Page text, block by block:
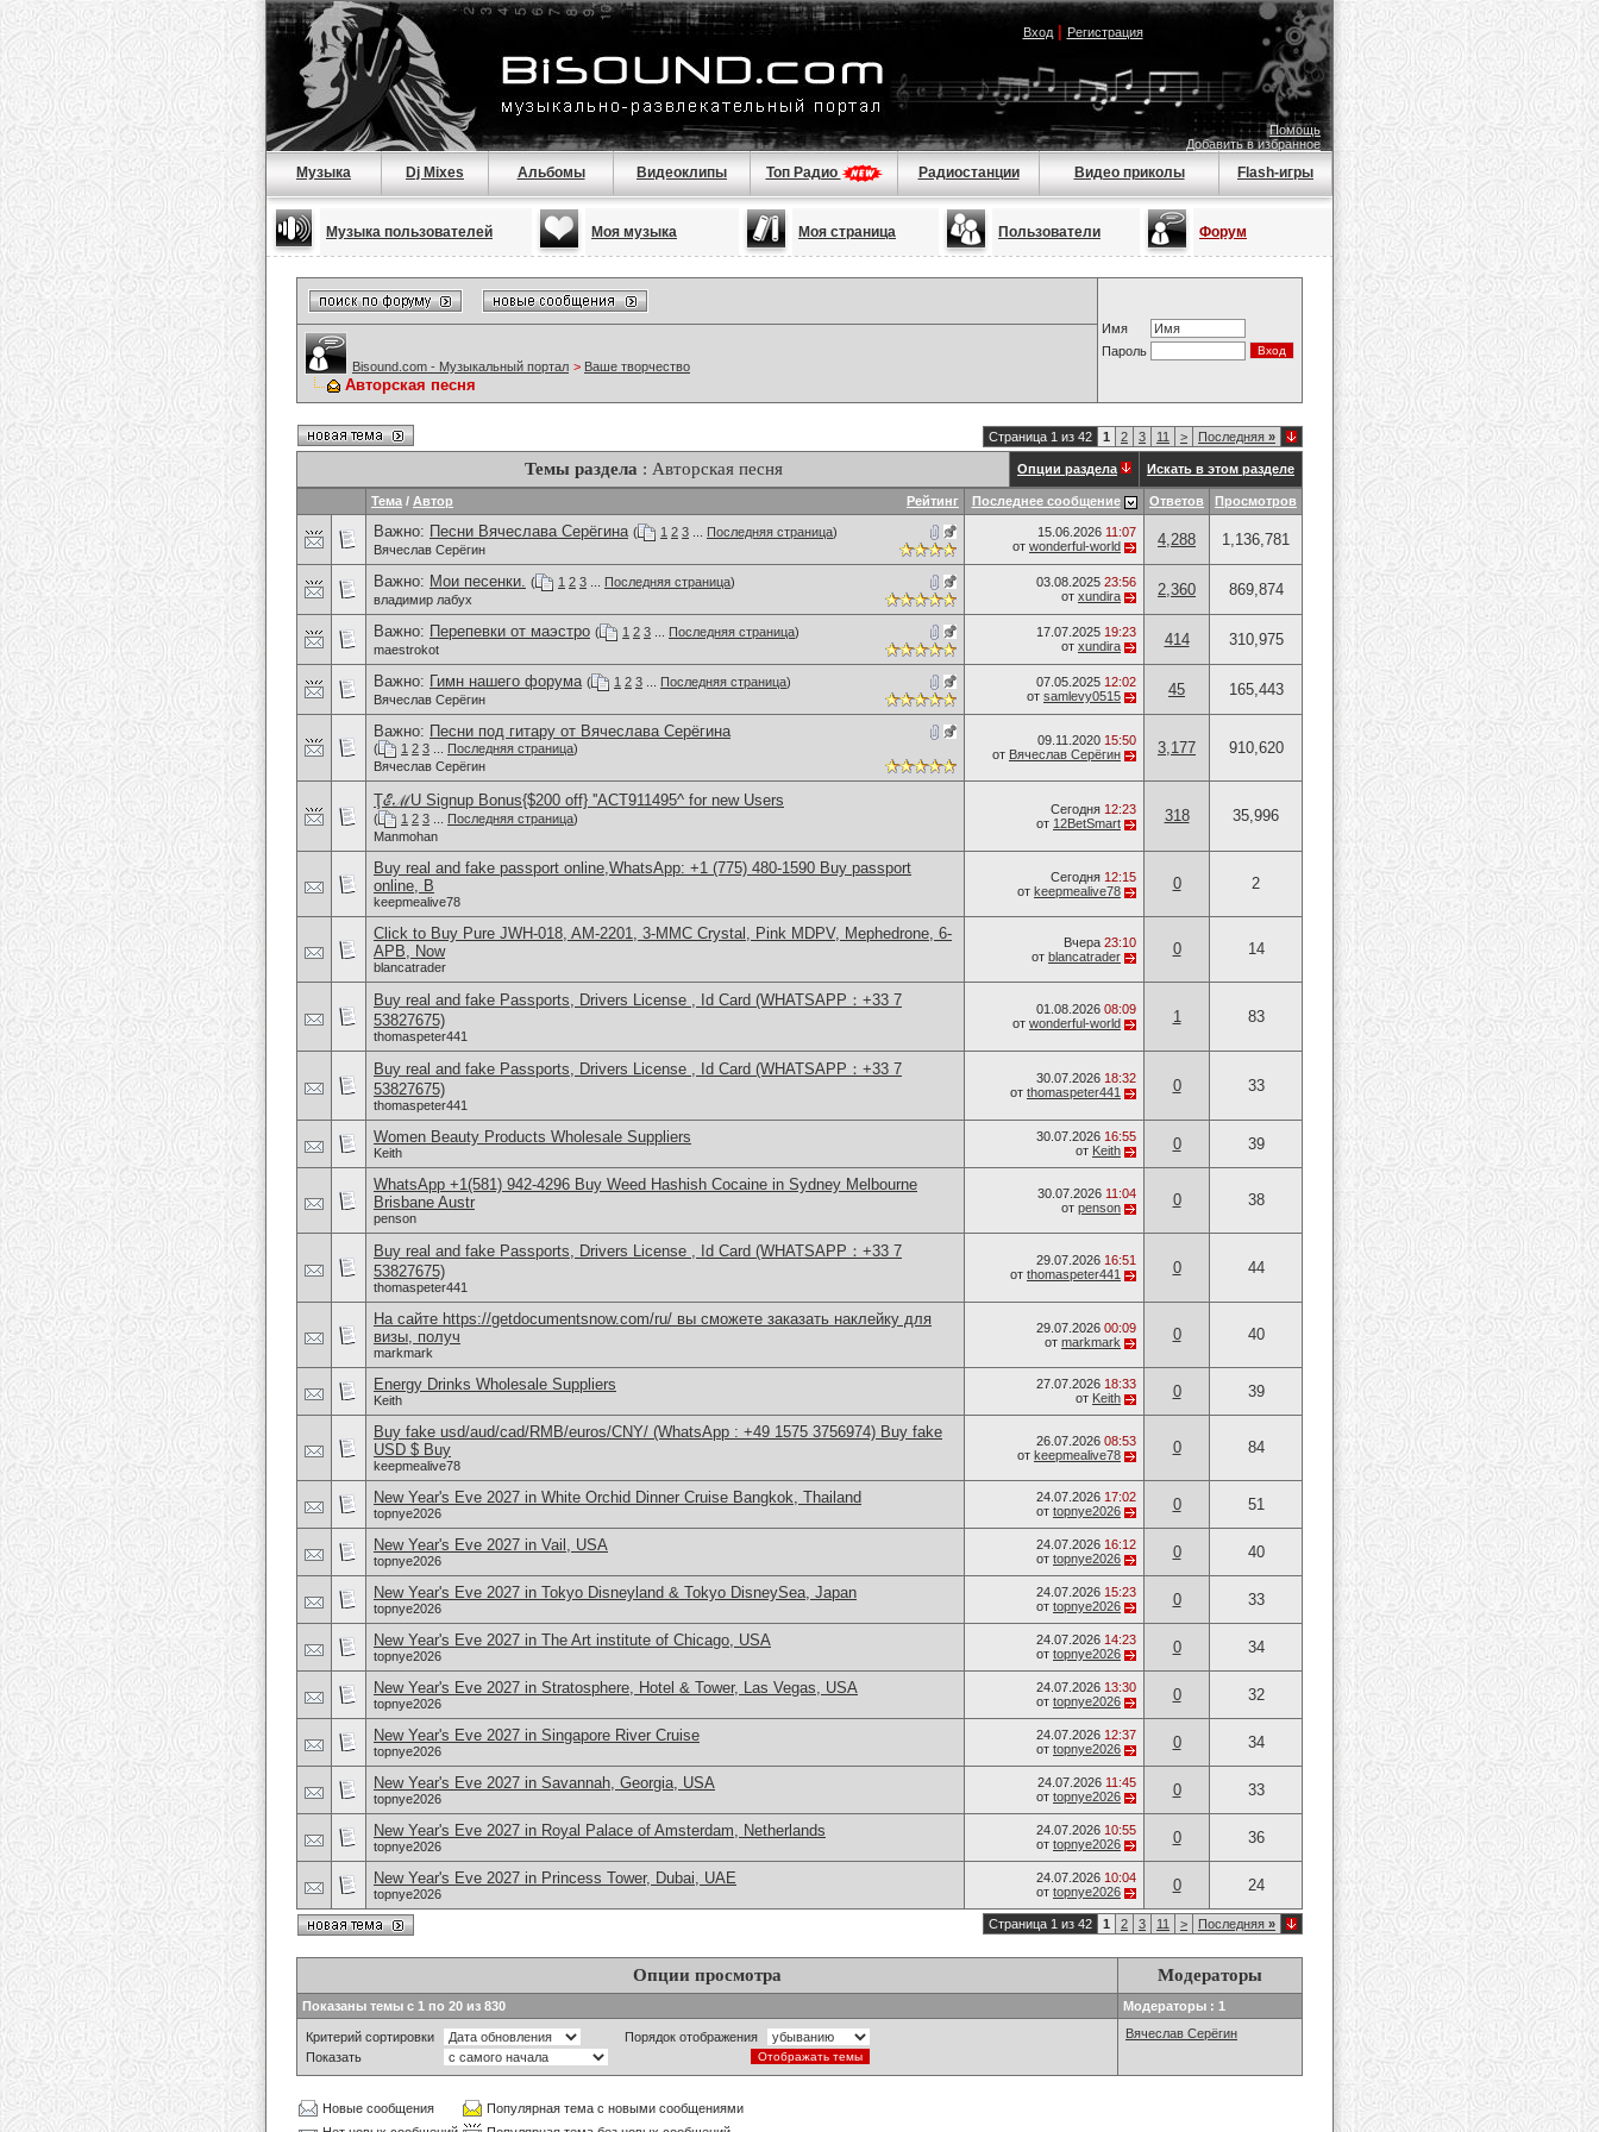
Вход| Регистрация
Помощь
Добавить в избранное
Музыка Dj Mixes Альбомы Видеоклипы Топ Радио Радиостанции Видео приколы Flash-игры
Музыка пользователей Моя музыка Моя страница Пользователи Форум
Имя
Пароль
Bisound.com - Музыкальный портал > Ваше творчество
Авторская песня
Страница 1 из 42 1 2 3 11 > Последняя »
Темы раздела : Авторская песня Опции раздела Искать в этом разделе
Рейтинг
Тема / Автор Последнее сообщение Ответов Просмотров
Важно: Песни Вячеслава Серёгина ( 1 2 3 Последняя страница)
Вячеслав Серёгин
15.06.2026 11:07
от wonderful-world 4,288 1,136,781
Важно: Мои песенки. ( 1 2 3 Последняя страница)
владимир лабух
03.08.2025 23:56
от xundira 2,360 869,874
Важно: Перепевки от маэстро ( 1 2 3 Последняя страница)
maestrokot
17.07.2025 19:23
от xundira 414 310,975
Важно: Гимн нашего форума ( 1 2 3 Последняя страница)
Вячеслав Серёгин
07.05.2025 12:02
от samlevy0515 45 165,443
Важно: Песни под гитару от Вячеслава Серёгина
( 1 2 3 Последняя страница)
Вячеслав Серёгин
09.11.2020 15:50
от Вячеслав Серёгин 3,177 910,620
ŢℰℳU Signup Bonus{$200 off} ''ACT911495^ for new Users
( 1 2 3 Последняя страница)
Manmohan
Сегодня 12:23
от 12BetSmart 318 35,996
Buy real and fake passport online,WhatsApp: +1 (775) 480-1590 Buy passport
online, B
keepmealive78
Сегодня 12:15
от keepmealive78 0 2
Click to Buy Pure JWH-018, AM-2201, 3-MMC Crystal, Pink MDPV, Mephedrone, 6-
APB, Now
blancatrader
Вчера 23:10
от blancatrader 0 14
Buy real and fake Passports, Drivers License , Id Card (WHATSAPP：+33 7
53827675)
thomaspeter441
01.08.2026 08:09
от wonderful-world 1 83
Buy real and fake Passports, Drivers License , Id Card (WHATSAPP：+33 7
53827675)
thomaspeter441
30.07.2026 18:32
от thomaspeter441 0 33
Women Beauty Products Wholesale Suppliers
Keith
30.07.2026 16:55
от Keith 0 39
WhatsApp +1(581) 942-4296 Buy Weed Hashish Cocaine in Sydney Melbourne
Brisbane Austr
penson
30.07.2026 11:04
от penson 0 38
Buy real and fake Passports, Drivers License , Id Card (WHATSAPP：+33 7
53827675)
thomaspeter441
29.07.2026 16:51
от thomaspeter441 0 44
На сайте https://getdocumentsnow.com/ru/ вы сможете заказать наклейку для
визы, получ
markmark
29.07.2026 00:09
от markmark 0 40
Energy Drinks Wholesale Suppliers
Keith
27.07.2026 18:33
от Keith 0 39
Buy fake usd/aud/cad/RMB/euros/CNY/ (WhatsApp : +49 1575 3756974) Buy fake
USD $ Buy
keepmealive78
26.07.2026 08:53
от keepmealive78 0 84
New Year's Eve 2027 in White Orchid Dinner Cruise Bangkok, Thailand
topnye2026
24.07.2026 17:02
от topnye2026 0 51
New Year's Eve 2027 in Vail, USA
topnye2026
24.07.2026 16:12
от topnye2026 0 40
New Year's Eve 2027 in Tokyo Disneyland & Tokyo DisneySea, Japan
topnye2026
24.07.2026 15:23
от topnye2026 0 33
New Year's Eve 2027 in The Art institute of Chicago, USA
topnye2026
24.07.2026 14:23
от topnye2026 0 34
New Year's Eve 2027 in Stratosphere, Hotel & Tower, Las Vegas, USA
topnye2026
24.07.2026 13:30
от topnye2026 0 32
New Year's Eve 2027 in Singapore River Cruise
topnye2026
24.07.2026 12:37
от topnye2026 0 34
New Year's Eve 2027 in Savannah, Georgia, USA
topnye2026
24.07.2026 11:45
от topnye2026 0 33
New Year's Eve 2027 in Royal Palace of Amsterdam, Netherlands
topnye2026
24.07.2026 10:55
от topnye2026 0 36
New Year's Eve 2027 in Princess Tower, Dubai, UAE
topnye2026
24.07.2026 10:04
от topnye2026 0 24
Страница 1 из 42 1 2 3 11 > Последняя »
Опции просмотра Модераторы
Показаны темы с 1 по 20 из 830 Модераторы : 1
Критерий сортировки
Порядок отображения
Показать
Вячеслав Серёгин
Новые сообщения
Популярная тема с новыми сообщениями